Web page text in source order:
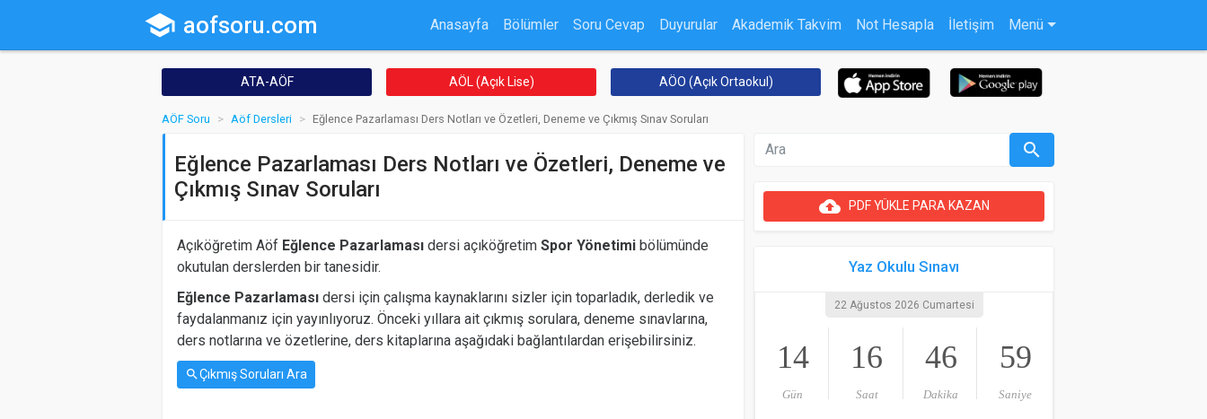
school aofsoru.com Anasayfa Bölümler Soru Cevap Duyurular Akademik Takvim Not Hesapla İletişim Menü
ATA-AÖF AÖL (Açık Lise) AÖO (Açık Ortaokul)
AÖF Soru Aöf Dersleri Eğlence Pazarlaması Ders Notları ve Özetleri, Deneme ve Çıkmış Sınav Soruları
Eğlence Pazarlaması Ders Notları ve Özetleri, Deneme ve
Çıkmış Sınav Soruları
Açıköğretim Aöf Eğlence Pazarlaması dersi açıköğretim Spor Yönetimi bölümünde
okutulan derslerden bir tanesidir.
Eğlence Pazarlaması dersi için çalışma kaynaklarını sizler için toparladık, derledik ve
faydalanmanız için yayınlıyoruz. Önceki yıllara ait çıkmış sorulara, deneme sınavlarına,
ders notlarına ve özetlerine, ders kitaplarına aşağıdaki bağlantılardan erişebilirsiniz.
searchÇıkmış Soruları Ara
search
cloud_uploadPDF YÜKLE PARA KAZAN
Yaz Okulu Sınavı
22 Ağustos 2026 Cumartesi
14
Gün
16
Saat
46
Dakika
59
Saniye